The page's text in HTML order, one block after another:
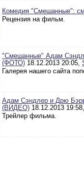
Комедия "Смешанные":
Рецензия на фильм.
"Смешанные" Адам
(ФОТО) 18.12.2013 20:05,
Галерея нашего сайта
Адам Сэндлер и Дрю
(ВИДЕО) 18.12.2013
Трейлер фильма.